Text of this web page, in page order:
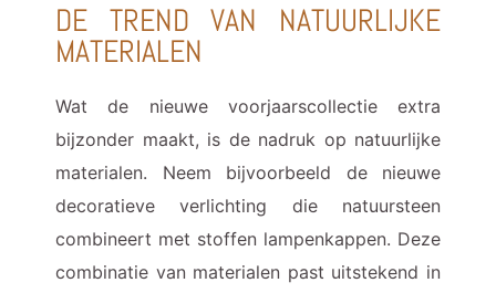
DE TREND VAN NATUURLIJKE
MATERIALEN
Wat de nieuwe voorjaarscollectie extra
bijzonder maakt, is de nadruk op natuurlijke
materialen. Neem bijvoorbeeld de nieuwe
decoratieve verlichting die natuursteen
combineert met stoffen lampenkappen. Deze
combinatie van materialen past uitstekend in